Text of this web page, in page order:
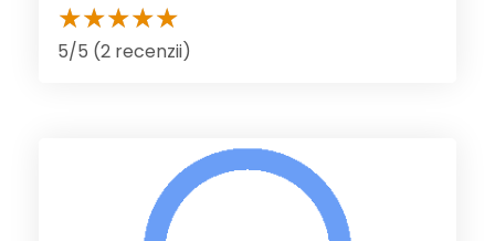
5/5 (2 recenzii)